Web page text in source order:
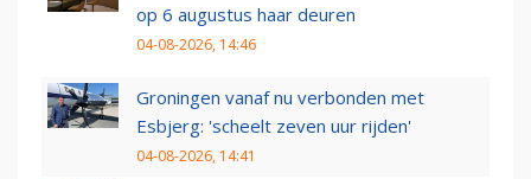
op 6 augustus haar deuren
04-08-2026, 14:46
Groningen vanaf nu verbonden met
Esbjerg: 'scheelt zeven uur rijden'
04-08-2026, 14:41